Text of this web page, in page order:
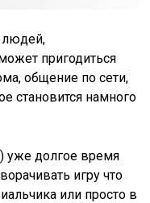
людей,
пригодиться
общение по сети,
становится намного
уже долгое время
игру что
или просто в